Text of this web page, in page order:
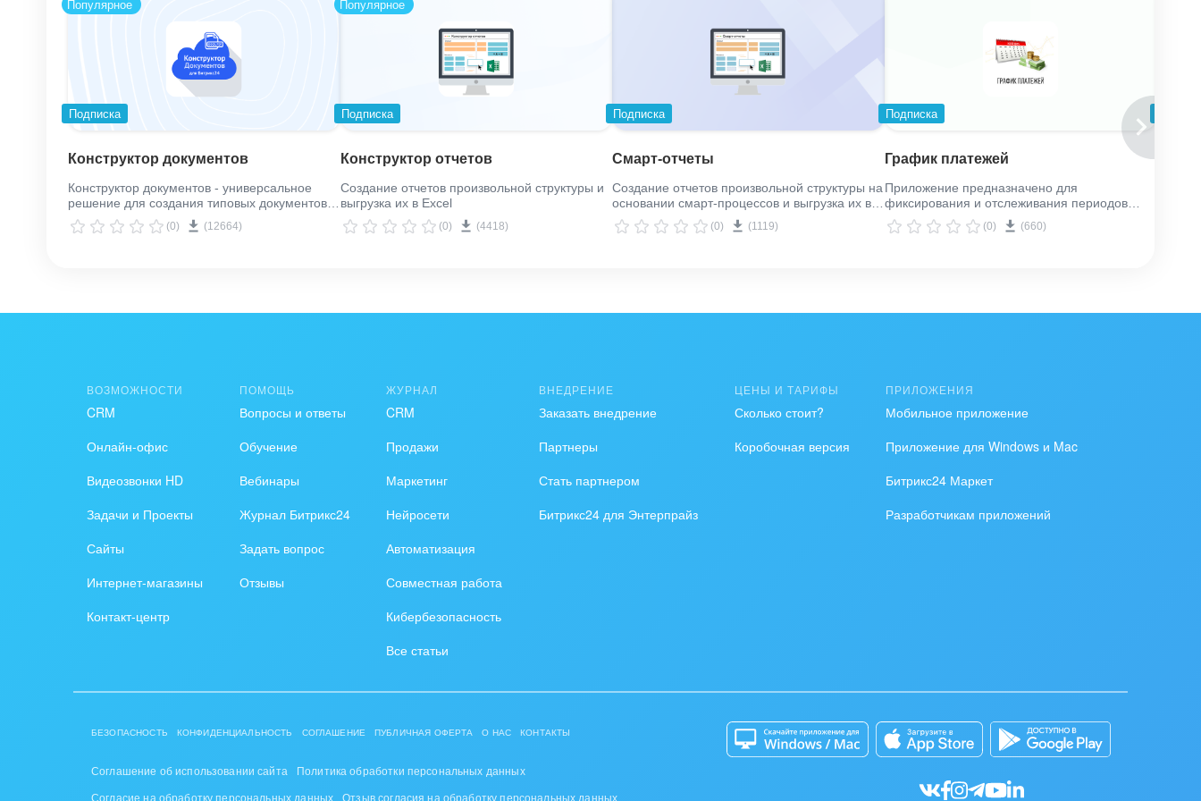
Популярное
Подписка
Конструктор документов
Конструктор документов - универсальное
решение для создания типовых документов в
формате PDF, DOCX и HTML по шаблону.
Отправка документов по электронной почте.
(0) (12664)
Популярное
Подписка
Конструктор отчетов
Создание отчетов произвольной структуры и
выгрузка их в Excel
(0) (4418)
Подписка
Смарт-отчеты
Создание отчетов произвольной структуры на
основании смарт-процессов и выгрузка их в
Excel
(0) (1119)
Подписка
График платежей
Приложение предназначено для
фиксирования и отслеживания периодов
оплаты.
(0) (660)
ВОЗМОЖНОСТИ
CRM
Онлайн-офис
Видеозвонки HD
Задачи и Проекты
Сайты
Интернет-магазины
Контакт-центр
ПОМОЩЬ
Вопросы и ответы
Обучение
Вебинары
Журнал Битрикс24
Задать вопрос
Отзывы
ЖУРНАЛ
CRM
Продажи
Маркетинг
Нейросети
Автоматизация
Совместная работа
Кибербезопасность
Все статьи
ВНЕДРЕНИЕ
Заказать внедрение
Партнеры
Стать партнером
Битрикс24 для Энтерпрайз
ЦЕНЫ И ТАРИФЫ
Сколько стоит?
Коробочная версия
ПРИЛОЖЕНИЯ
Мобильное приложение
Приложение для Windows и Mac
Битрикс24 Маркет
Разработчикам приложений
БЕЗОПАСНОСТЬ КОНФИДЕНЦИАЛЬНОСТЬ СОГЛАШЕНИЕ ПУБЛИЧНАЯ ОФЕРТА О НАС КОНТАКТЫ
Соглашение об использовании сайта
Политика обработки персональных данных
Согласие на обработку персональных данных Отзыв согласия на обработку персональных данных